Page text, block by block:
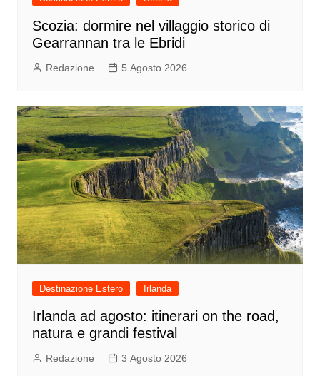
Scozia: dormire nel villaggio storico di
Gearrannan tra le Ebridi
Redazione 5 Agosto 2026
Destinazione Estero Irlanda
Irlanda ad agosto: itinerari on the road,
natura e grandi festival
Redazione 3 Agosto 2026